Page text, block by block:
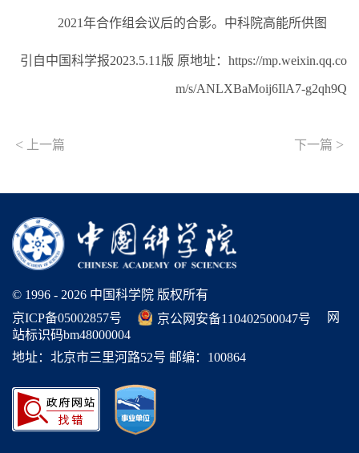
2021年合作组会议后的合影。中科院高能所供图
引自中国科学报2023.5.11版 原地址：https://mp.weixin.qq.co
m/s/ANLXBaMoij6IlA7-g2qh9Q
< 上一篇 下一篇 >
© 1996 - 2026 中国科学院 版权所有
京ICP备05002857号
京公网安备110402500047号
网
站标识码bm48000004
地址：北京市三里河路52号 邮编：100864